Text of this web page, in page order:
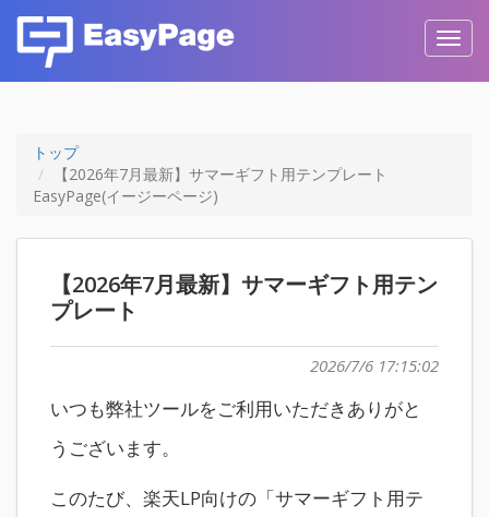
トップ
【2026年7月最新】サマーギフト用テンプレート
EasyPage(イージーページ)
【2026年7月最新】サマーギフト用テン
プレート
2026/7/6 17:15:02
いつも弊社ツールをご利用いただきありがと
うございます。
このたび、楽天LP向けの「サマーギフト用テ